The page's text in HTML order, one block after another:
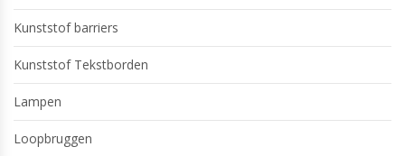
Kunststof barriers
Kunststof Tekstborden
Lampen
Loopbruggen